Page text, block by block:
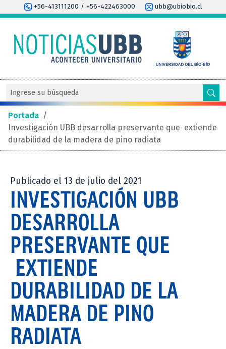
+56-413111200 / +56-422463000 ubb@ubiobio.cl
Portada /
Investigación UBB desarrolla preservante que extiende
durabilidad de la madera de pino radiata
Publicado el 13 de julio del 2021
INVESTIGACIÓN UBB
DESARROLLA
PRESERVANTE QUE
EXTIENDE
DURABILIDAD DE LA
MADERA DE PINO
RADIATA